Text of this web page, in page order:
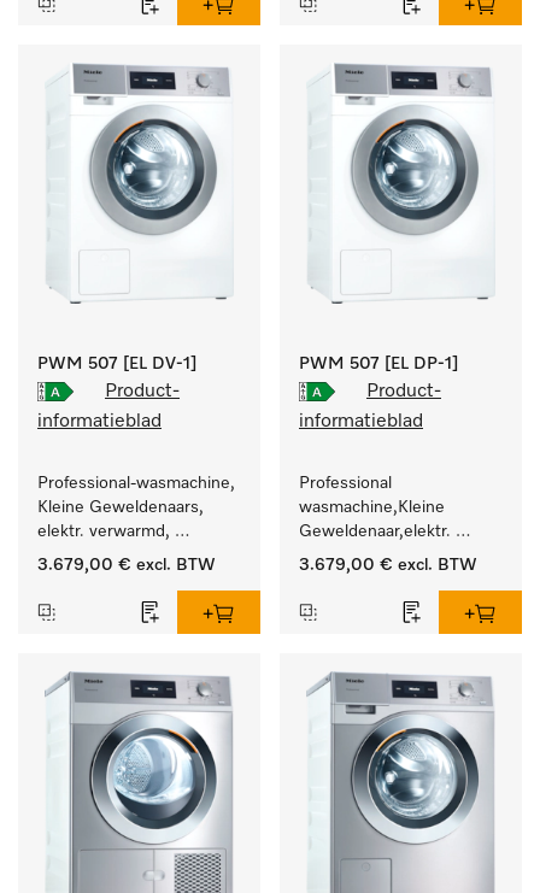
Vermogen 7 kg  in 49 min
PWM 507 [EL DV-1]
Product-
informatieblad
Professional-wasmachine,
Kleine Geweldenaars,
elektr. verwarmd,
afvoerklep en
programma's.
Vermogen 7 kg  in 49 min
3.679,00 € excl. BTW
PWM 507 [EL DP-1]
Product-
informatieblad
Professional
wasmachine,Kleine
Geweldenaar,elektr.
verwarmd, met
doelgroepspecifieke
3.679,00 € excl. BTW